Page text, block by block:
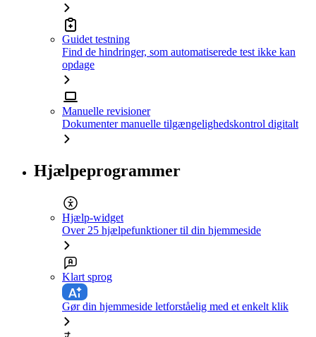
Guidet testning
Find de hindringer, som automatiserede test ikke kan
opdage
Manuelle revisioner
Dokumenter manuelle tilgængelighedskontrol digitalt
Hjælpeprogrammer
Hjælp-widget
Over 25 hjælpefunktioner til din hjemmeside
Klart sprog
Gør din hjemmeside letforståelig med et enkelt klik